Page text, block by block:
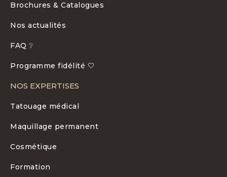
Brochures & Catalogues
Nos actualités
FAQ ❔
Programme fidélité 🤍
NOS EXPERTISES
Tatouage médical
Maquillage permanent
Cosmétique
Formation